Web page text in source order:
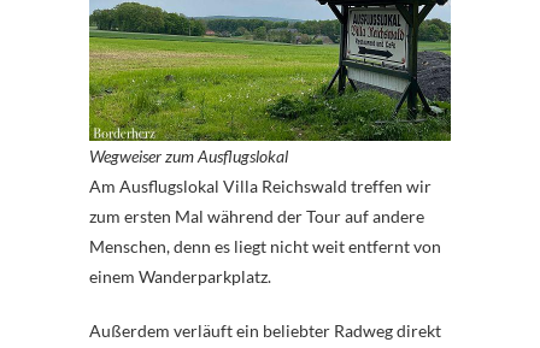
Wegweiser zum Ausflugslokal
Am Ausflugslokal Villa Reichswald treffen wir
zum ersten Mal während der Tour auf andere
Menschen, denn es liegt nicht weit entfernt von
einem Wanderparkplatz.
Außerdem verläuft ein beliebter Radweg direkt